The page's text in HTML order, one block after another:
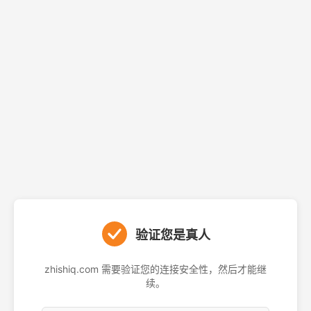
验证您是真人
zhishiq.com 需要验证您的连接安全性，然后才能继
续。